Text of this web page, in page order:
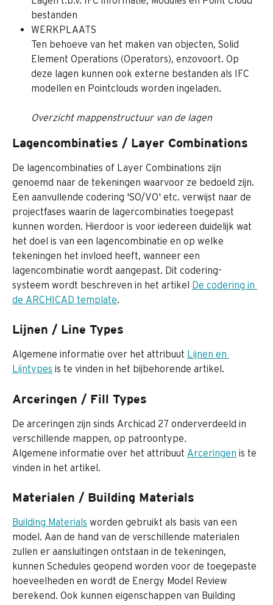
bestanden
WERKPLAATS
Ten behoeve van het maken van objecten, Solid
Element Operations (Operators), enzovoort. Op
deze lagen kunnen ook externe bestanden als IFC
modellen en Pointclouds worden ingeladen.
Overzicht mappenstructuur van de lagen
Lagencombinaties / Layer Combinations
De lagencombinaties of Layer Combinations zijn
genoemd naar de tekeningen waarvoor ze bedoeld zijn.
Een aanvullende codering 'SO/VO' etc. verwijst naar de
projectfases waarin de lagercombinaties toegepast
kunnen worden. Hierdoor is voor iedereen duidelijk wat
het doel is van een lagencombinatie en op welke
tekeningen het invloed heeft, wanneer een
lagencombinatie wordt aangepast. Dit codering-
systeem wordt beschreven in het artikel De codering in
de ARCHICAD template.
Lijnen / Line Types
Algemene informatie over het attribuut Lijnen en
Lijntypes is te vinden in het bijbehorende artikel.
Arceringen / Fill Types
De arceringen zijn sinds Archicad 27 onderverdeeld in
verschillende mappen, op patroontype.
Algemene informatie over het attribuut Arceringen is te
vinden in het artikel.
Materialen / Building Materials
Building Materials worden gebruikt als basis van een
model. Aan de hand van de verschillende materialen
zullen er aansluitingen ontstaan in de tekeningen,
kunnen Schedules geopend worden voor de toegepaste
hoeveelheden en wordt de Energy Model Review
berekend. Ook kunnen eigenschappen van Building